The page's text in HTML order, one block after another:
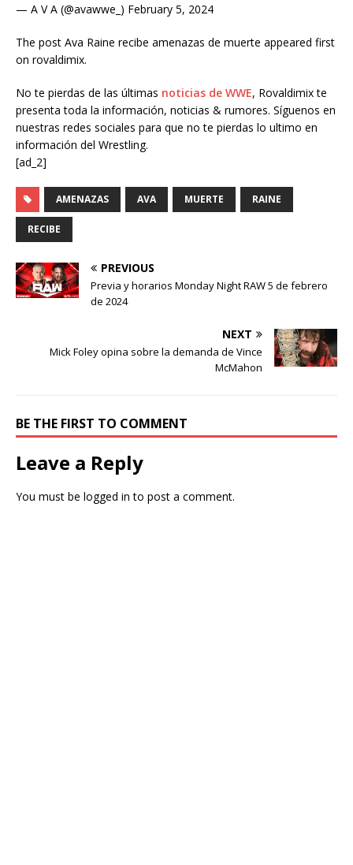
— A V A (@avawwe_) February 5, 2024
The post Ava Raine recibe amenazas de muerte appeared first
on rovaldimix.
No te pierdas de las últimas noticias de WWE, Rovaldimix te
presenta toda la información, noticias & rumores. Síguenos en
nuestras redes sociales para que no te pierdas lo ultimo en
información del Wrestling.
[ad_2]
AMENAZAS AVA MUERTE RAINE
RECIBE
PREVIOUS
Previa y horarios Monday Night RAW 5 de febrero
de 2024
NEXT
Mick Foley opina sobre la demanda de Vince
McMahon
BE THE FIRST TO COMMENT
Leave a Reply
You must be logged in to post a comment.